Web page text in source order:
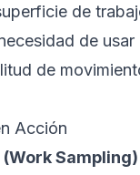
de
de
de
Acción
Sampling)